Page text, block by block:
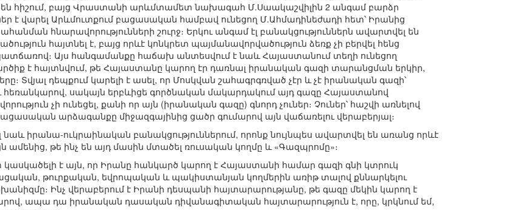
են հիշում, բայց Վրաստանի արևմտամետ նախագահ Մ.Սաակաշվիլին 2 անգամ բարձր
է վարել Արևմուտքում բացասական համբավ ունեցող Մ.Ահմադինեժադի հետ՝ Իրանից
հնարավորությունների շուրջ։ Երկու անգամ էլ բանակցություններն ավարտվել են
հայտնել է, բայց որևէ կոնկրետ պայմանավորվածություն ձեռք չի բերվել հենց
Այս հանգամանքը հաճախ անտեսվում է նաև Հայաստանում տեղի ունեցող
է հայտնվում, թե Հայաստանը կարող էր դառնալ իրանական գազի տարանցման երկիր,
Տվյալ դեպքում կարելի է ասել, որ Մոսկվան շահագրգռված չէր և չէ իրանական գազի՝
հեռանկարով, սակայն երբևիցե գործնական մակարդակում այդ գազը Հայաստանով
չի ունեցել, քանի որ այն (իրանական գազը) գնորդ չուներ։ Չուներ՝ հաշվի առնելով
արձագանքը միջազգայինից ցածր գումարով այն վաճառելու վերաբերյալ։
նաև իրանա-ուկրաինական բանակցություններում, որոնք նույնպես ավարտվել են առանց որևէ
ամենից, թե ինչ են այդ մասին մտածել ռուսական կողմը և «Գազպրոմը»։
է այն, որ Իրանը հանկարծ կարող է Հայաստանի համար գազի գնի կտրուկ
թուրքական, եվրոպական և պակիստանյան կողմերին առիթ տալով քննարկելու
Ինչ վերաբերում է Իրանի դեսպանի հայտարարությանը, թե գազը մեկին կարող է
ապա դա իրանական դասական դիվանագիտական հայտարարություն է, որը, կրկնում եմ,